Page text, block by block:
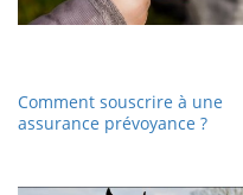
Comment souscrire à une
assurance prévoyance ?